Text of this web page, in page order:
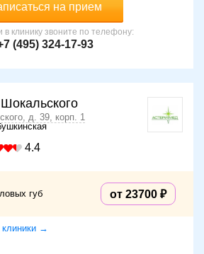
на прием
в клинику звоните по телефону:
(495) 324-17-93
д. 39, корп. 1
4.4
губ от 23700
клиники →